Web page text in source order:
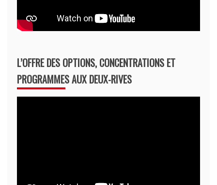
L’OFFRE DES OPTIONS, CONCENTRATIONS ET
PROGRAMMES AUX DEUX-RIVES